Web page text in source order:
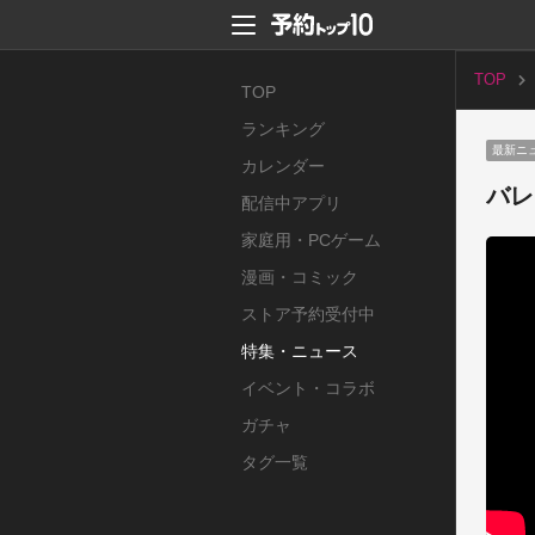
TOP
ランキング
カレンダー
配信中アプリ
家庭用・PCゲーム
漫画・コミック
ストア予約受付中
特集・ニュース
イベント・コラボ
ガチャ
タグ一覧
TOP
最新ニ
バ